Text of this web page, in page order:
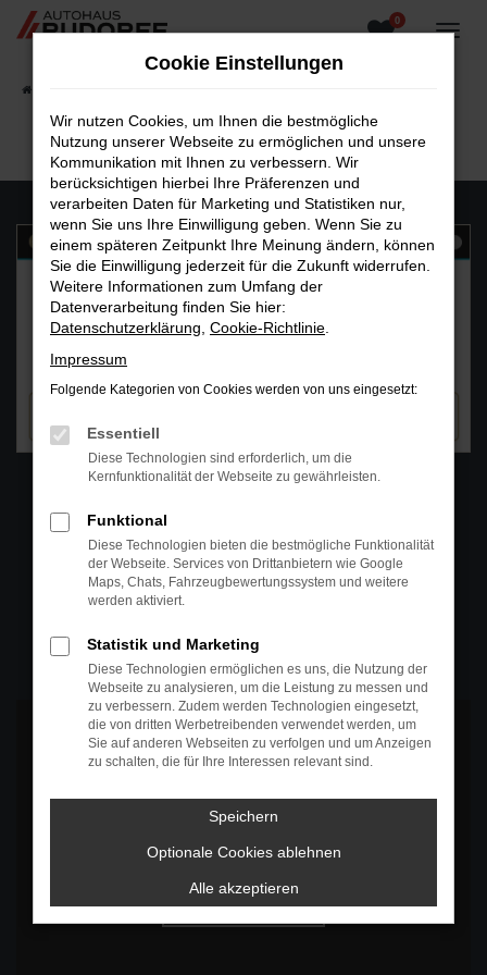
Zum
0
WhatsAPP
Telefon
+49 4295 557
Öffnungszeiten
MO-DO: 07:30 bis 18:00 Uhr
FR: 07:30 bis 17:30 Uhr
Es wird versucht, Inhalte vonwww.google.comzu laden. Dabei
können Daten an Dritte weitergegeben werden. Wenn Sie damit
Bestätigen
Cookie Einstellungen
Wir nutzen Cookies, um Ihnen die bestmögliche
Nutzung unserer Webseite zu ermöglichen und unsere
Kommunikation mit Ihnen zu verbessern. Wir
berücksichtigen hierbei Ihre Präferenzen und
verarbeiten Daten für Marketing und Statistiken nur,
wenn Sie uns Ihre Einwilligung geben. Wenn Sie zu
einem späteren Zeitpunkt Ihre Meinung ändern, können
Sie die Einwilligung jederzeit für die Zukunft widerrufen.
Weitere Informationen zum Umfang der
Datenverarbeitung finden Sie hier:
Datenschutzerklärung Cookie-Richtlinie
Impressum
Folgende Kategorien von Cookies werden von uns eingesetzt:
Essentiell
Diese Technologien sind erforderlich, um die
Kernfunktionalität der Webseite zu gewährleisten.
Funktional
Diese Technologien bieten die bestmögliche Funktionalität
der Webseite. Services von Drittanbietern wie Google
Maps, Chats, Fahrzeugbewertungssystem und weitere
werden aktiviert.
Statistik und Marketing
Diese Technologien ermöglichen es uns, die Nutzung der
Webseite zu analysieren, um die Leistung zu messen und
zu verbessern. Zudem werden Technologien eingesetzt,
die von dritten Werbetreibenden verwendet werden, um
Sie auf anderen Webseiten zu verfolgen und um Anzeigen
zu schalten, die für Ihre Interessen relevant sind.
Speichern
Optionale Cookies ablehnen
Alle akzeptieren